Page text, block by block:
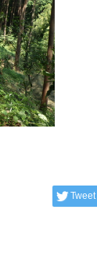
Tweet